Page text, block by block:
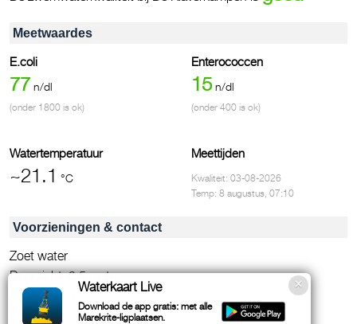
Meetwaardes
E.coli
77 n/dl
(onder 1800 is ok)
Enterococcen
15 n/dl
(onder 400 is ok)
Watertemperatuur
~21.1 °C
Meettijden
Kwaliteit: 03-08-2026
Temp: 8 augustus, 07:10
Voorzieningen & contact
Zoet water
Doorzicht, 0.5 meter
Afvalbakken
Drijflijn
Waterkaart Live
Download de app gratis: met alle
Marekrite-ligplaatsen.